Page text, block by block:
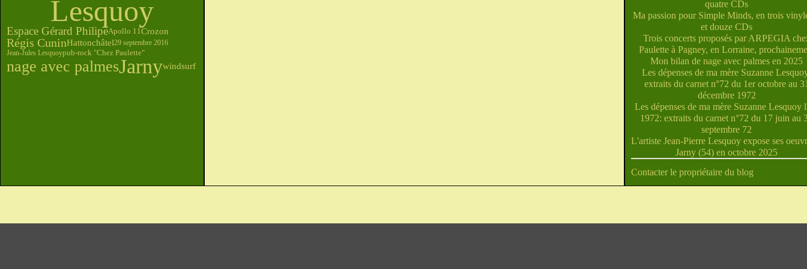
Lesquoy
Espace Gérard PhilipeApollo 11Crozon
Régis CuninHattonchâtel29 septembre 2016
Jean-Jules Lesquoypub-rock "Chez Paulette"
nage avec palmesJarnywindsurf
quatre CDs
Ma passion pour Simple Minds, en trois
et douze CDs
Trois concerts proposés par ARPEGIA
Paulette à Pagney, en Lorraine,
Mon bilan de nage avec palmes en 2025
Les dépenses de ma mère Suzanne
extraits du carnet n°72 du 1er octobre au
décembre 1972
Les dépenses de ma mère Suzanne Lesquoy
1972: extraits du carnet n°72 du 17 juin au
septembre 72
L'artiste Jean-Pierre Lesquoy expose ses
Jarny (54) en octobre 2025
Contacter le propriétaire du blog